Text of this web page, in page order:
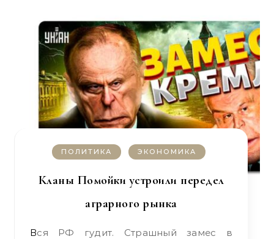
ПОЛИТИКА ЭКОНОМИКА
Кланы Помойки устроили передел
аграрного рынка
Вся РФ гудит. Страшный замес в